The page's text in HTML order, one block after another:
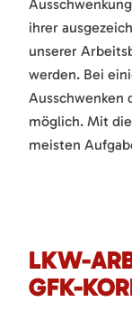
ihrer
unserer
werden. Bei
Ausschwenken
möglich. Mit
meisten
LKW-
GFK-